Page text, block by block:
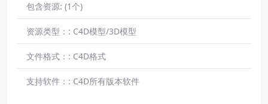
包含资源: (1个)
资源类型：: C4D模型/3D模型
文件格式：: C4D格式
支持软件：: C4D所有版本软件